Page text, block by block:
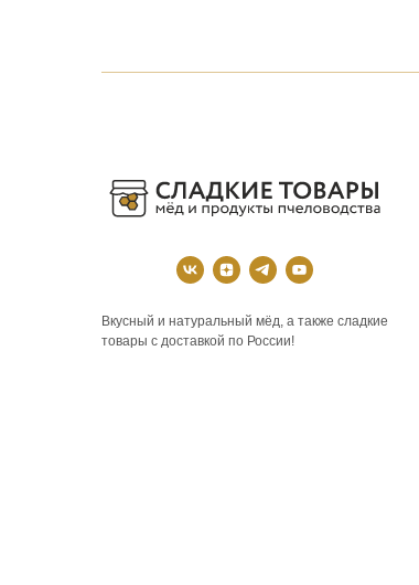
Вкусный и натуральный мёд, а также сладкие
товары с доставкой по России!